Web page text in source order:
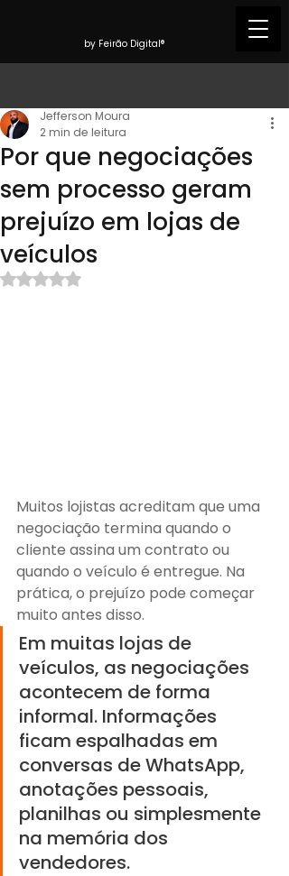
by Feirão Digital®
Por que negociações
sem processo geram
prejuízo em lojas de
veículos
Jefferson Moura
2 min de leitura
Avaliado com NaN de 5 estrelas.
Muitos lojistas acreditam que uma
negociação termina quando o
cliente assina um contrato ou
quando o veículo é entregue. Na
prática, o prejuízo pode começar
muito antes disso.
Em muitas lojas de
veículos, as negociações
acontecem de forma
informal. Informações
ficam espalhadas em
conversas de WhatsApp,
anotações pessoais,
planilhas ou simplesmente
na memória dos
vendedores.